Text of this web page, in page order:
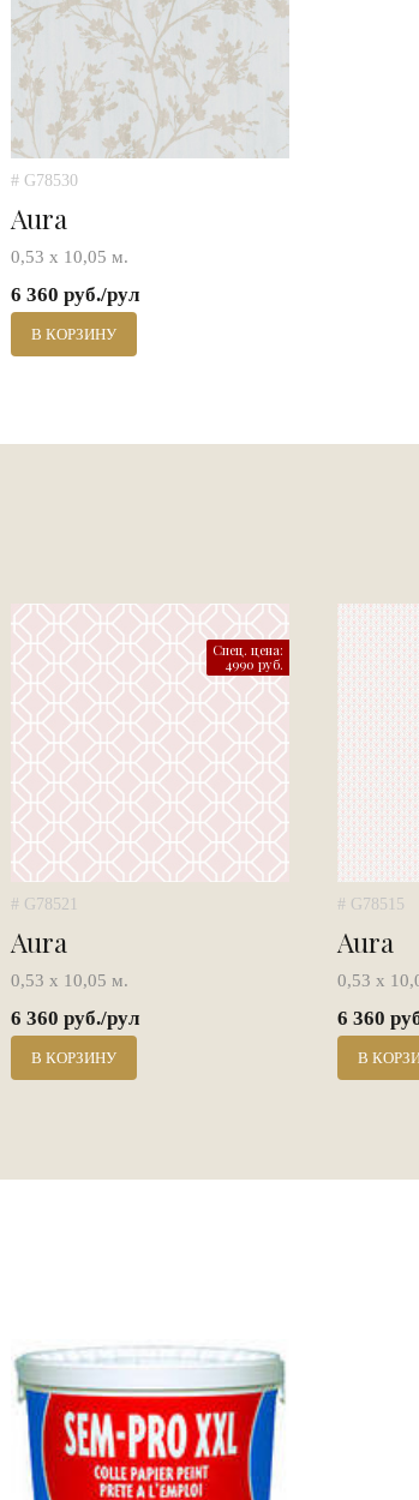
# G78530
Aura
0,53 х 10,05 м.
6 360 руб./рул
В КОРЗИНУ
Спец. цена:
4990 руб.
# G78521
Aura
0,53 х 10,05 м.
6 360 руб./рул
В КОРЗИНУ
# G78515
Aura
0,53 х
6 360
В